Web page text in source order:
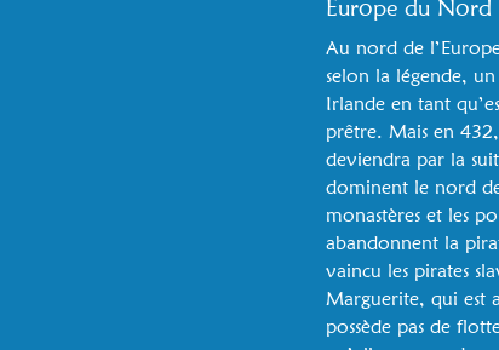
Europe du
Au nord de
selon la légende,
Irlande en tant
prêtre. Mais en
deviendra par la
dominent le nord
monastères et les
abandonnent la
vaincu les pirates
Marguerite, qui est
possède pas de